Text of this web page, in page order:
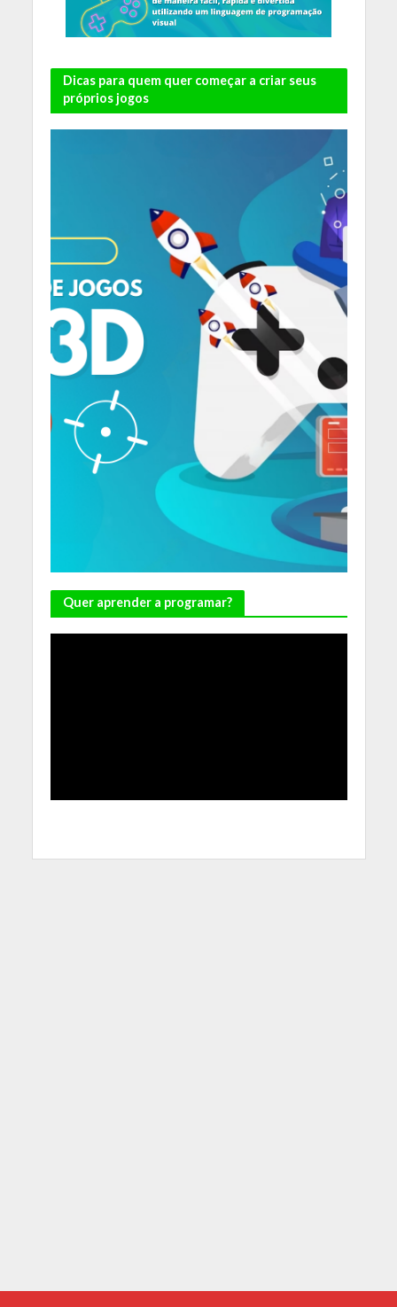
Dicas para quem quer começar a criar seus
próprios jogos
Quer aprender a programar?